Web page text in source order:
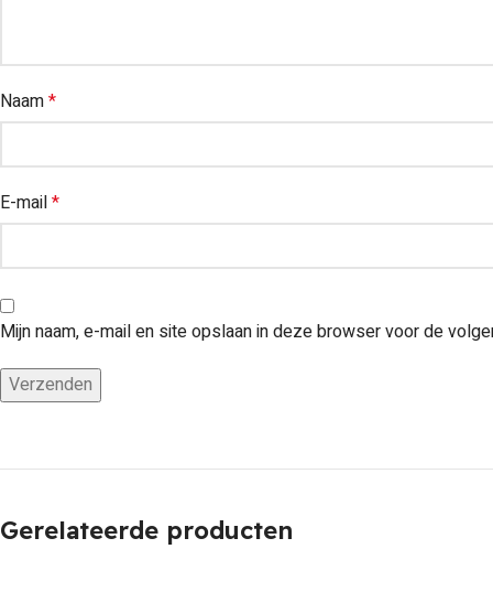
Naam*
E-mail*
Mijn naam, e-mail en site opslaan in deze browser voor de
Gerelateerde producten